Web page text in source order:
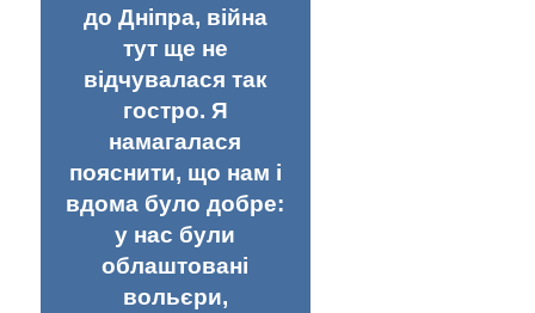
до Дніпра, війна
тут ще не
відчувалася так
гостро. Я
намагалася
пояснити, що нам і
вдома було добре:
у нас були
облаштовані
вольєри,